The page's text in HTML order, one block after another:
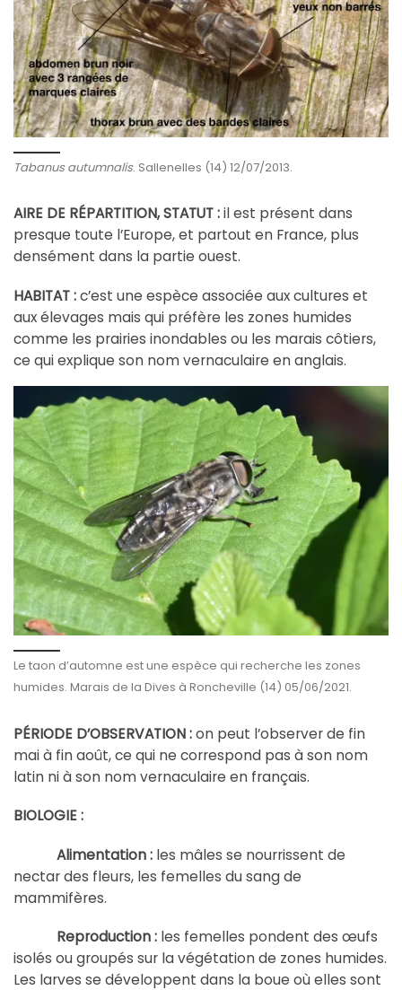
Tabanus autumnalis. Sallenelles (14) 12/07/2013.
AIRE DE RÉPARTITION, STATUT :il est présent dans
presque toute l’Europe, et partout en France, plus
densément dans la partie ouest.
HABITAT :c’est une espèce associée aux cultures et
aux élevages mais qui préfère les zones humides
comme les prairies inondables ou les marais côtiers,
ce qui explique son nom vernaculaire en anglais.
Le taon d’automne est une espèce qui recherche les zones
humides. Marais de la Dives à Roncheville (14) 05/06/2021.
PÉRIODE D’OBSERVATION :on peut l’observer de fin
mai à fin août, ce qui ne correspond pas à son nom
latin ni à son nom vernaculaire en français.
BIOLOGIE :
Alimentation : les mâles se nourrissent de
nectar des fleurs, les femelles du sang de
mammifères.
Reproduction : les femelles pondent des œufs
isolés ou groupés sur la végétation de zones humides.
Les larves se développent dans la boue où elles sont